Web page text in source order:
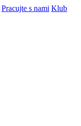
Pracujte s nami Klub